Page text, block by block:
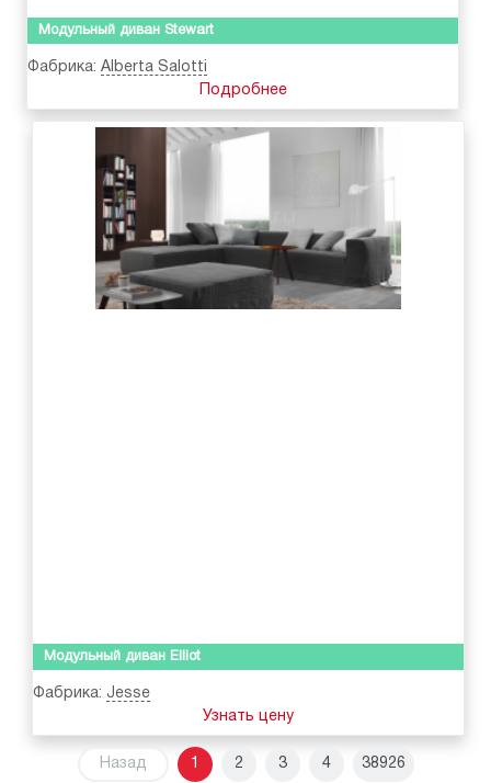
Модульный диван Stewart
Фабрика: Alberta Salotti
Подробнее
Модульный диван Elliot
Фабрика: Jesse
Узнать цену
Назад 1 2 3 4 38926